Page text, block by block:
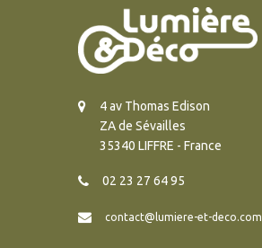
4 av Thomas Edison
ZA de Sévailles
35340 LIFFRE - France
02 23 27 64 95
contact@lumiere-et-deco.com